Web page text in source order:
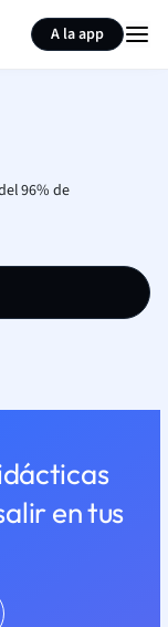
A la app
96% de
en tus
Resumir página